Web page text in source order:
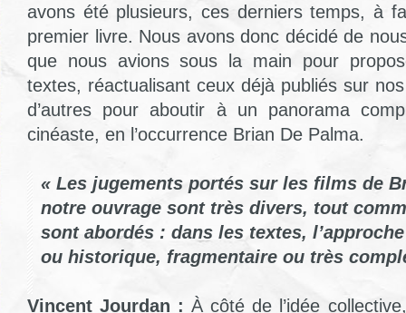
avons été plusieurs, ces derniers temps, à
premier livre. Nous avons donc décidé de
que nous avions sous la main pour
textes, réactualisant ceux déjà publiés sur
d’autres pour aboutir à un panorama
cinéaste, en l’occurrence Brian De Palma.
« Les jugements portés sur les films de
notre ouvrage sont très divers, tout
sont abordés : dans les textes,
ou historique, fragmentaire ou très
Vincent Jourdan : À côté de l’idée